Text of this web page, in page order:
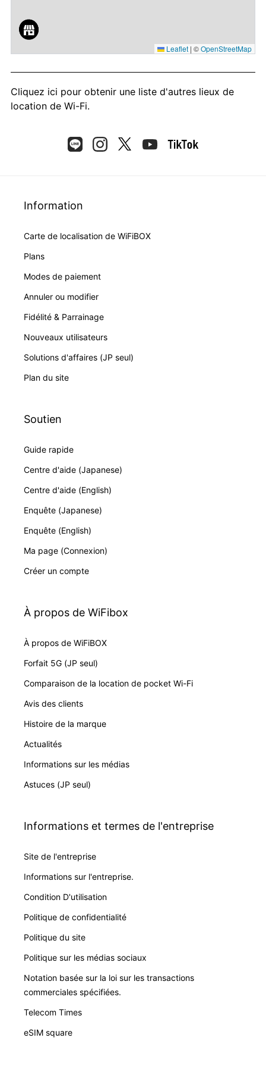
Leaflet | ©OpenStreetMap
Cliquez ici pour obtenir une liste d'autres lieux de
location de Wi-Fi.
Information
Carte de localisation de WiFiBOX
Plans
Modes de paiement
Annuler ou modifier
Fidélité & Parrainage
Nouveaux utilisateurs
Solutions d'affaires (JP seul)
Plan du site
Soutien
Guide rapide
Centre d'aide (Japanese)
Centre d'aide (English)
Enquête (Japanese)
Enquête (English)
Ma page (Connexion)
Créer un compte
À propos de WiFibox
À propos de WiFiBOX
Forfait 5G (JP seul)
Comparaison de la location de pocket Wi-Fi
Avis des clients
Histoire de la marque
Actualités
Informations sur les médias
Astuces (JP seul)
Informations et termes de l'entreprise
Site de l'entreprise
Informations sur l'entreprise.
Condition D'utilisation
Politique de confidentialité
Politique du site
Politique sur les médias sociaux
Notation basée sur la loi sur les transactions
commerciales spécifiées.
Telecom Times
eSIM square